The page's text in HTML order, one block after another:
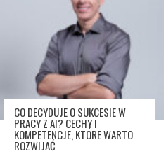
CO DECYDUJE O SUKCESIE W
PRACY Z AI? CECHY I
KOMPETENCJE, KTÓRE WARTO
ROZWIJAĆ